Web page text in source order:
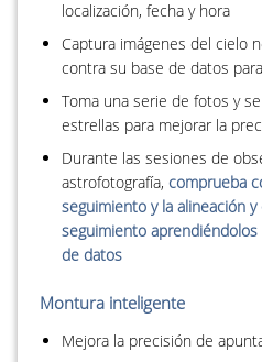
localización, fecha y hora
Captura imágenes del cielo
contra su base de datos
Toma una serie de fotos y
estrellas para mejorar la
Durante las sesiones de
astrofotografía, comprueba
seguimiento y la alineación
seguimiento
de datos
Montura inteligente
Mejora la precisión de